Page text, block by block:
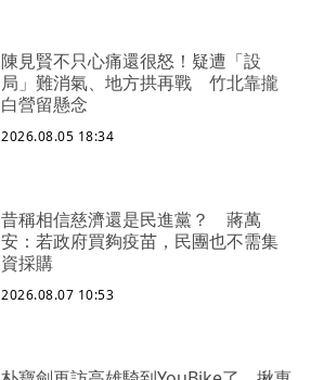
陳見賢不只心痛還很怒！疑遭「設
局」難消氣、地方拱再戰 竹北靠攏
白營留懸念
2026.08.05 18:34
昔稱相信慈濟還是民進黨？ 蔣萬
安：若政府買夠疫苗，民團也不需集
資採購
2026.08.07 10:53